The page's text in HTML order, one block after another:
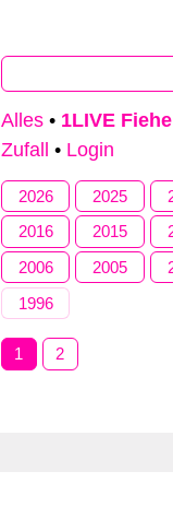
Alles • 1LIVE Fiehe
Zufall
• Login
2026 2025
2016
2015
2006
2005
1996
1 2